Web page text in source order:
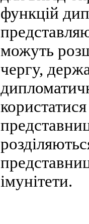
функцій
можуть
чергу,
імунітети.